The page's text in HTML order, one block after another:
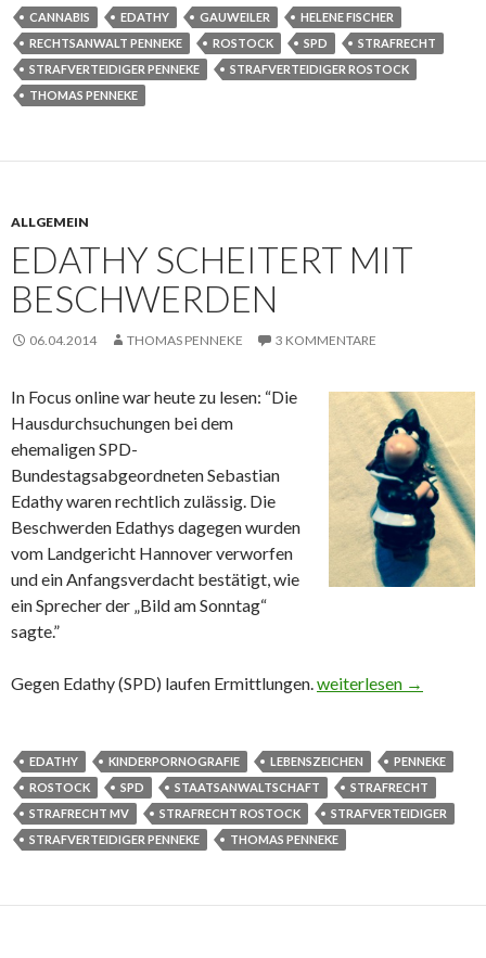
CANNABIS EDATHY GAUWEILER
HELENE FISCHER
RECHTSANWALT PENNEKE
ROSTOCK SPD
STRAFRECHT
STRAFVERTEIDIGER PENNEKE
STRAFVERTEIDIGER ROSTOCK
THOMAS PENNEKE
ALLGEMEIN
EDATHY SCHEITERT MIT
BESCHWERDEN
06.04.2014 THOMAS PENNEKE 3 KOMMENTARE
In Focus online war heute zu lesen: “Die
Hausdurchsuchungen bei dem
ehemaligen SPD-
Bundestagsabgeordneten Sebastian
Edathy waren rechtlich zulässig. Die
Beschwerden Edathys dagegen wurden
vom Landgericht Hannover verworfen
und ein Anfangsverdacht bestätigt, wie
ein Sprecher der „Bild am Sonntag“
sagte.”
Gegen Edathy (SPD) laufen Ermittlungen. Edathy scheitert mit
weiterlesen →
EDATHY KINDERPORNOGRAFIE LEBENSZEICHEN
PENNEKE
ROSTOCK
SPD STAATSANWALTSCHAFT
STRAFRECHT
STRAFRECHT MV
STRAFRECHT ROSTOCK
STRAFVERTEIDIGER
STRAFVERTEIDIGER PENNEKE
THOMAS PENNEKE